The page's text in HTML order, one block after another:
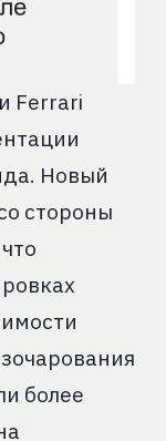
Ferrari
Новый
стороны
более